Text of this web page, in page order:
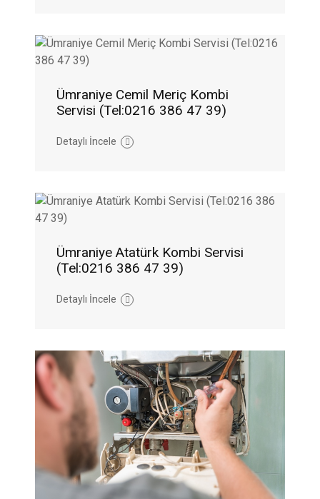
Ümraniye Cemil Meriç Kombi
Servisi (Tel:0216 386 47 39)
Detaylı İncele
Ümraniye Atatürk Kombi Servisi
(Tel:0216 386 47 39)
Detaylı İncele